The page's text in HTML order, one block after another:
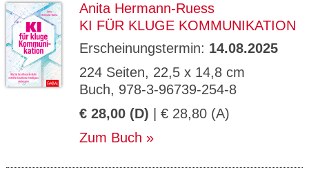
Anita Hermann-Ruess
KI FÜR KLUGE KOMMUNIKATION
Erscheinungstermin: 14.08.2025
224 Seiten, 22,5 x 14,8 cm
Buch, 978-3-96739-254-8
€ 28,00 (D) | € 28,80 (A)
Zum Buch
GV_CO
OKIES
gabal-
verlag.
Speichert den Zustimmungsstatus des
Benutzers für Cookies auf der aktuellen
Domäne.
ge
T
P